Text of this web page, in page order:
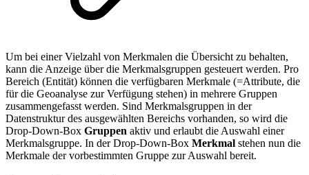
Um bei einer Vielzahl von Merkmalen die Übersicht zu behalten,
kann die Anzeige über die Merkmalsgruppen gesteuert werden. Pro
Bereich (Entität) können die verfügbaren Merkmale (=Attribute, die
für die Geoanalyse zur Verfügung stehen) in mehrere Gruppen
zusammengefasst werden. Sind Merkmalsgruppen in der
Datenstruktur des ausgewählten Bereichs vorhanden, so wird die
Drop-Down-Box Gruppen aktiv und erlaubt die Auswahl einer
Merkmalsgruppe. In der Drop-Down-Box Merkmal stehen nun die
Merkmale der vorbestimmten Gruppe zur Auswahl bereit.